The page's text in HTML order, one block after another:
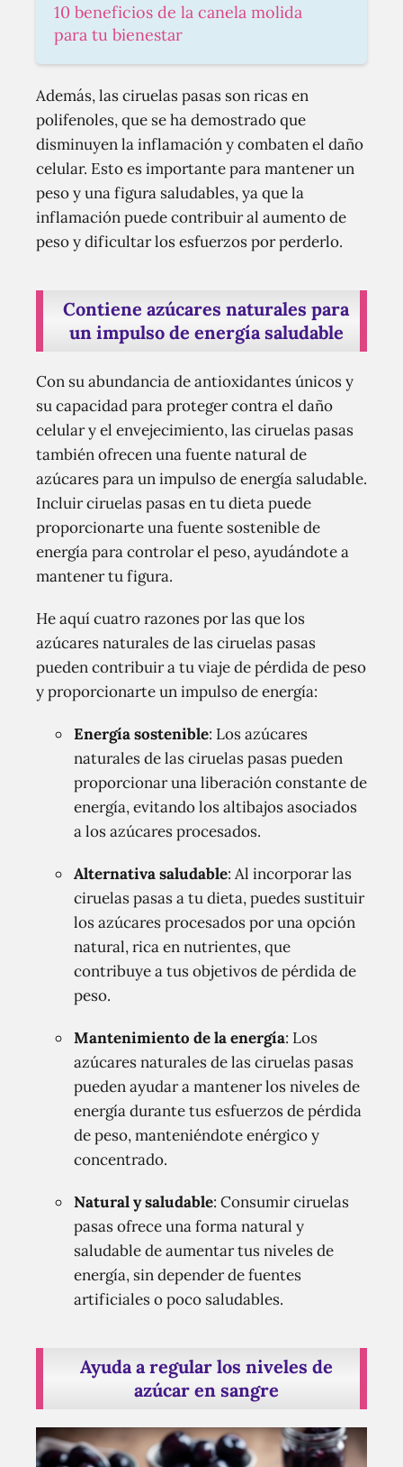
10 beneficios de la canela molida
para tu bienestar
Además, las ciruelas pasas son ricas en
polifenoles, que se ha demostrado que
disminuyen la inflamación y combaten el daño
celular. Esto es importante para mantener un
peso y una figura saludables, ya que la
inflamación puede contribuir al aumento de
peso y dificultar los esfuerzos por perderlo.
Contiene azúcares naturales para
un impulso de energía saludable
Con su abundancia de antioxidantes únicos y
su capacidad para proteger contra el daño
celular y el envejecimiento, las ciruelas pasas
también ofrecen una fuente natural de
azúcares para un impulso de energía saludable.
Incluir ciruelas pasas en tu dieta puede
proporcionarte una fuente sostenible de
energía para controlar el peso, ayudándote a
mantener tu figura.
He aquí cuatro razones por las que los
azúcares naturales de las ciruelas pasas
pueden contribuir a tu viaje de pérdida de peso
y proporcionarte un impulso de energía:
Energía sostenible: Los azúcares
naturales de las ciruelas pasas pueden
proporcionar una liberación constante de
energía, evitando los altibajos asociados
a los azúcares procesados.
Alternativa saludable: Al incorporar las
ciruelas pasas a tu dieta, puedes sustituir
los azúcares procesados por una opción
natural, rica en nutrientes, que
contribuye a tus objetivos de pérdida de
peso.
Mantenimiento de la energía: Los
azúcares naturales de las ciruelas pasas
pueden ayudar a mantener los niveles de
energía durante tus esfuerzos de pérdida
de peso, manteniéndote enérgico y
concentrado.
Natural y saludable: Consumir ciruelas
pasas ofrece una forma natural y
saludable de aumentar tus niveles de
energía, sin depender de fuentes
artificiales o poco saludables.
Ayuda a regular los niveles de
azúcar en sangre